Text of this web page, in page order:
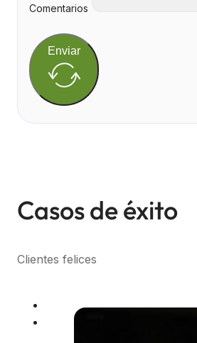
Comentarios
Enviar
Casos de éxito
Clientes felices